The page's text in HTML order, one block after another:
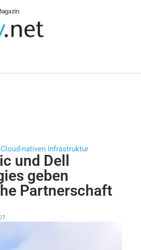
nativen Infrastruktur
und Dell
geben
Partnerschaft